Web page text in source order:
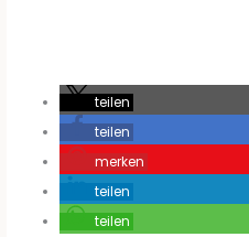
teilen
teilen
merken
teilen
teilen